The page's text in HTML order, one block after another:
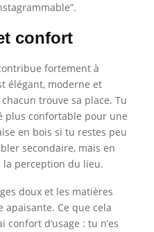
confort
fortement à
élégant, moderne et
trouve sa place. Tu
plus confortable pour une
en bois si tu restes peu
secondaire, mais en
la perception du lieu.
doux et les matières
Ce que cela
d’usage : tu n’es